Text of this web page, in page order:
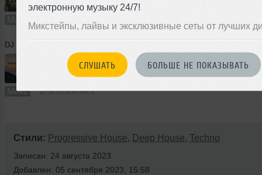
электронную музыку 24/7!
Микстейпы, лайвы и эксклюзивные сеты от лучших
СЛУШАТЬ БОЛЬШЕ НЕ ПОКАЗЫВАТЬ
51:52 1539 раз 368
Микс В плейлист (в 1 плейлисте)
DJ ALMAT
870 раз 201 116 MB, 256
Микс В плейлист
Стили: Progressive House, Deep House, Techno
Записан: 24 августа 2023
Добавлен: 05 сентября 2023, 15:58